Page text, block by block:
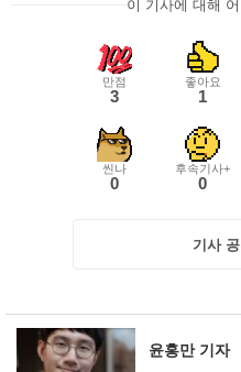
이 기사에 대해
만점
3
좋아요
1
씬나
0
후속기사+
0
기사 공
윤홍만 기자